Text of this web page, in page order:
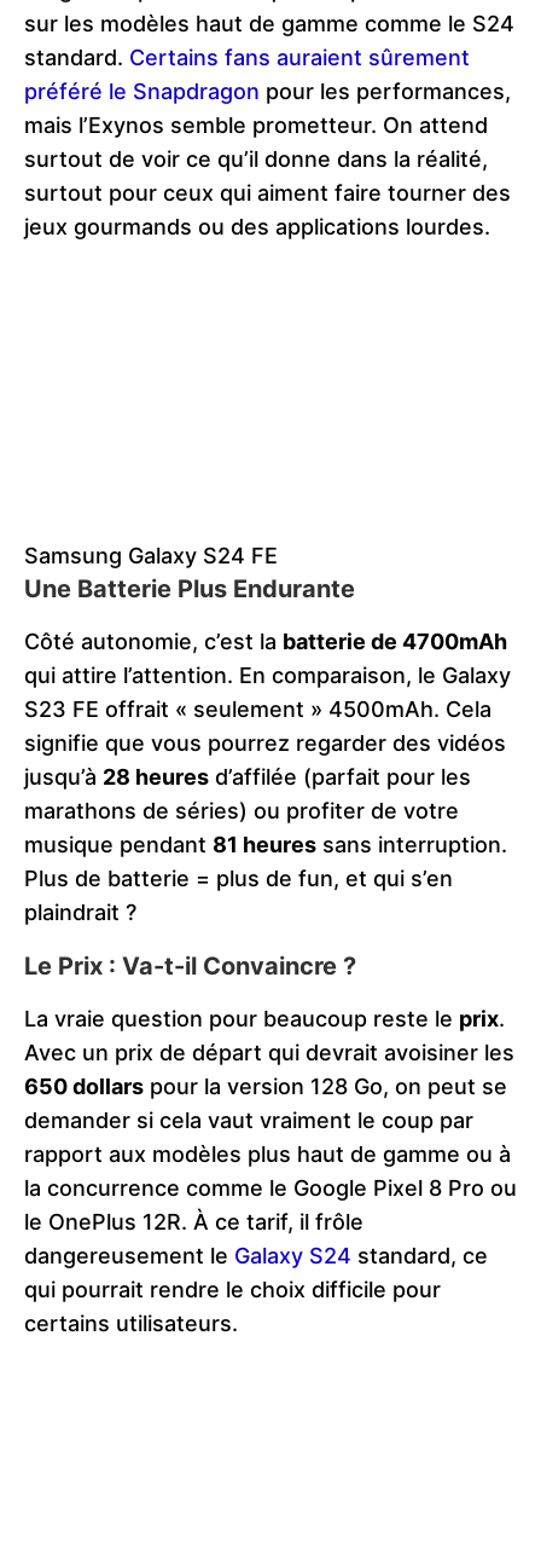
sur les modèles haut de gamme comme le S24
standard. Certains fans auraient sûrement
préféré le Snapdragon pour les performances,
mais l’Exynos semble prometteur. On attend
surtout de voir ce qu’il donne dans la réalité,
surtout pour ceux qui aiment faire tourner des
jeux gourmands ou des applications lourdes.
Samsung Galaxy S24 FE
Une Batterie Plus Endurante
Côté autonomie, c’est la batterie de 4700mAh
qui attire l’attention. En comparaison, le Galaxy
S23 FE offrait « seulement » 4500mAh. Cela
signifie que vous pourrez regarder des vidéos
jusqu’à 28 heures d’affilée (parfait pour les
marathons de séries) ou profiter de votre
musique pendant 81 heures sans interruption.
Plus de batterie = plus de fun, et qui s’en
plaindrait ?
Le Prix : Va-t-il Convaincre ?
La vraie question pour beaucoup reste le prix.
Avec un prix de départ qui devrait avoisiner les
650 dollars pour la version 128 Go, on peut se
demander si cela vaut vraiment le coup par
rapport aux modèles plus haut de gamme ou à
la concurrence comme le Google Pixel 8 Pro ou
le OnePlus 12R. À ce tarif, il frôle
dangereusement le Galaxy S24 standard, ce
qui pourrait rendre le choix difficile pour
certains utilisateurs.